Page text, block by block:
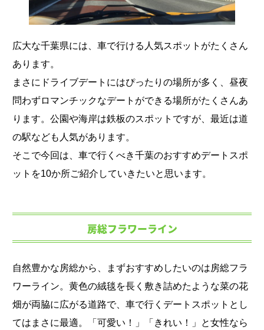
広大な千葉県には、車で行ける人気スポットがたくさん
あります。
まさにドライブデートにはぴったりの場所が多く、昼夜
問わずロマンチックなデートができる場所がたくさんあ
ります。公園や海岸は鉄板のスポットですが、最近は道
の駅なども人気があります。
そこで今回は、車で行くべき千葉のおすすめデートスポ
ットを10か所ご紹介していきたいと思います。
房総フラワーライン
自然豊かな房総から、まずおすすめしたいのは房総フラ
ワーライン。黄色の絨毯を長く敷き詰めたような菜の花
畑が両脇に広がる道路で、車で行くデートスポットとし
てはまさに最適。「可愛い！」「きれい！」と女性なら